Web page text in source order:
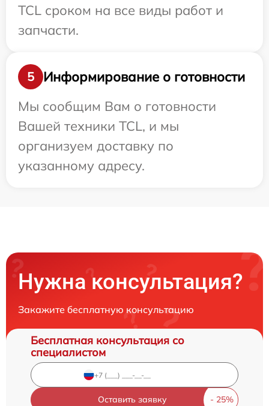
TCL сроком на все виды работ и
запчасти.
5
Информирование о готовности
Мы сообщим Вам о готовности
Вашей техники TCL, и мы
организуем доставку по
указанному адресу.
Нужна консультация?
Закажите бесплатную консультацию
Бесплатная консультация со
специалистом
Оставить заявку